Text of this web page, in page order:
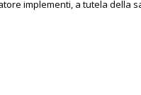
implementi, a tutela della